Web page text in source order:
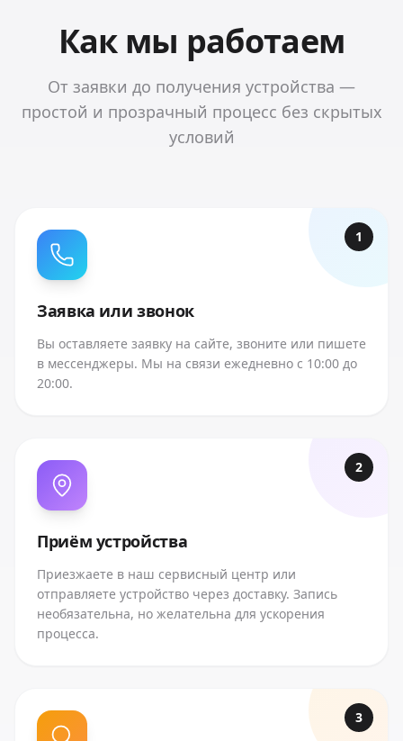
Как мы работаем
От заявки до получения устройства —
простой и прозрачный процесс без скрытых
условий
1
Заявка или звонок
Вы оставляете заявку на сайте, звоните или пишете
в мессенджеры. Мы на связи ежедневно с 10:00 до
20:00.
2
Приём устройства
Приезжаете в наш сервисный центр или
отправляете устройство через доставку. Запись
необязательна, но желательна для ускорения
процесса.
3